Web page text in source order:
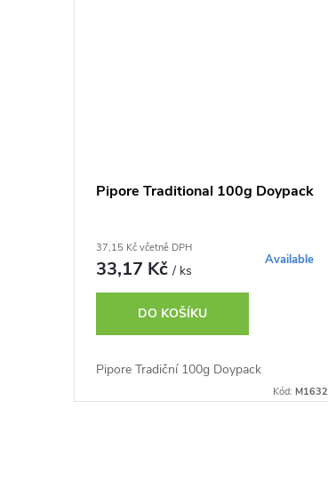
Pipore Traditional 100g Doypack
37,15 Kč včetně DPH
33,17 Kč/ ks
Available
DO KOŠÍKU
Pipore Tradiční 100g Doypack
Kód: M1632